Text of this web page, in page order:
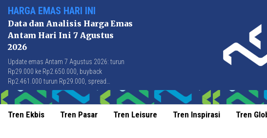
HARGA EMAS HARI INI
Data dan Analisis Harga Emas
Antam Hari Ini 7 Agustus
2026
Update emas Antam 7 Agustus 2026: turun
Rp29.000 ke Rp2.650.000, buyback
Rp2.461.000 turun Rp29.000, spread
Rp189.000 stabil di level terbaik sejak April
2026.
Tren Ekbis Tren Pasar Tren Leisure Tren Inspirasi Tren